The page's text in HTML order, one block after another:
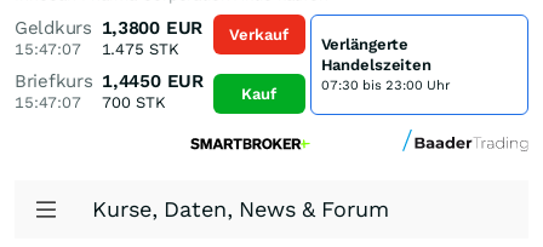
Geldkurs
15:47:07
1,3800 EUR
1.475 STK
Briefkurs
15:47:07
1,4450 EUR
700STK
Verkauf
Kauf
Verlängerte
Handelszeiten
07:30 bis 23:00 Uhr
Kurse, Daten, News & Forum